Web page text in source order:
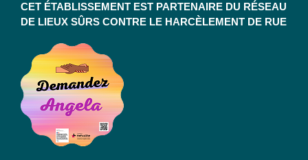
CET ÉTABLISSEMENT EST PARTENAIRE DU RÉSEAU
DE LIEUX SÛRS CONTRE LE HARCÈLEMENT DE RUE